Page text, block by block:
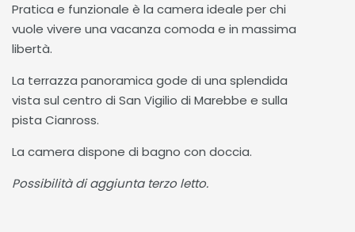
Pratica e funzionale è la camera ideale per chi
vuole vivere una vacanza comoda e in massima
libertà.
La terrazza panoramica gode di una splendida
vista sul centro di San Vigilio di Marebbe e sulla
pista Cianross.
La camera dispone di bagno con doccia.
Possibilità di aggiunta terzo letto.